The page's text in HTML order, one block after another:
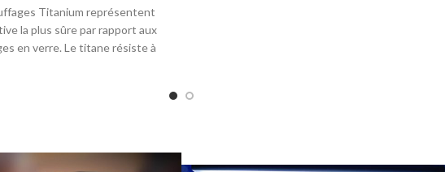
Titanium représentent
la plus sûre par rapport aux
en verre. Le titane résiste à